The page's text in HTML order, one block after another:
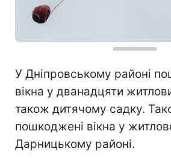
У Дніпровському районі
вікна у дванадцяти
також дитячому садку.
пошкоджені вікна у
Дарницькому районі.